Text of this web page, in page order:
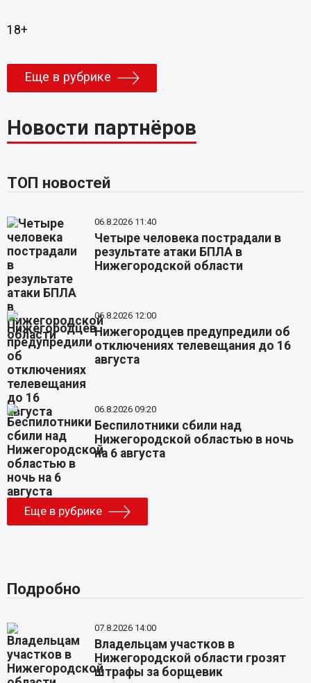
18+
Еще в рубрике
Новости партнёров
ТОП новостей
06.8.2026 11:40
Четыре человека пострадали в
результате атаки БПЛА в
Нижегородской области
06.8.2026 12:00
Нижегородцев предупредили об
отключениях телевещания до 16
августа
06.8.2026 09:20
Беспилотники сбили над
Нижегородской областью в ночь
на 6 августа
Еще в рубрике
Подробно
07.8.2026 14:00
Владельцам участков в
Нижегородской области грозят
штрафы за борщевик